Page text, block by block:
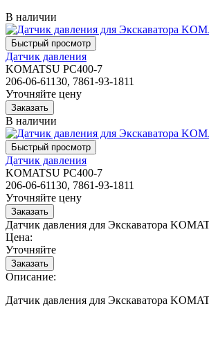
В наличии
Датчик давления
KOMATSU PC400-7
206-06-61130, 7861-93-1811
Уточняйте цену
В наличии
Датчик давления
KOMATSU PC400-7
206-06-61130, 7861-93-1811
Уточняйте цену
Датчик давления для Экскаватора
Цена:
Уточняйте
Описание:
Датчик давления для Экскаватора